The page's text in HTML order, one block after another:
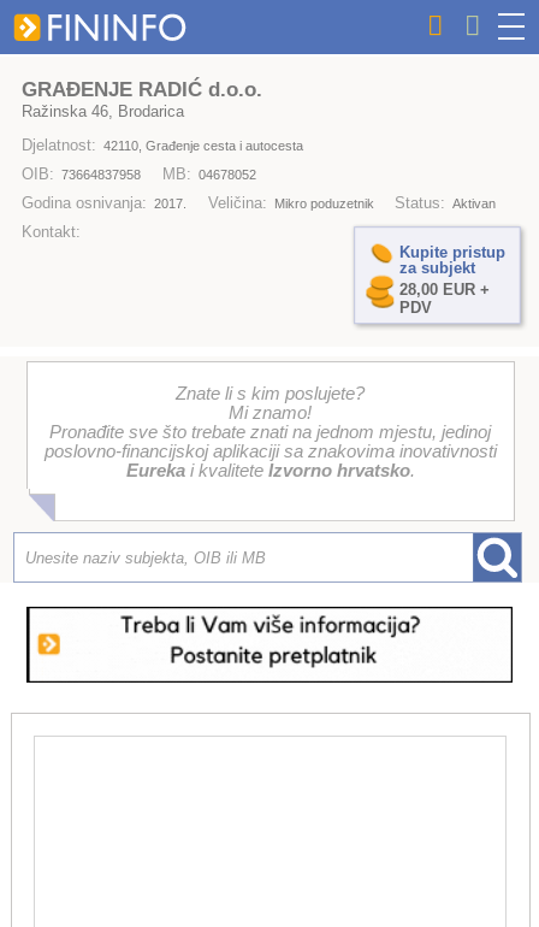
GRAĐENJE RADIĆ d.o.o.
Ražinska 46, Brodarica
Djelatnost: 42110, Građenje cesta i autocesta
OIB: 73664837958 MB: 04678052
Godina osnivanja: 2017. Veličina: Mikro poduzetnik Status: Aktivan
Kontakt:
Kupite pristup
za subjekt
28,00 EUR +
PDV
Znate li s kim poslujete?
Mi znamo!
Pronađite sve što trebate znati na jednom mjestu, jedinoj
poslovno-financijskoj aplikaciji sa znakovima inovativnosti
Eurekai kvalitete Izvorno hrvatsko.